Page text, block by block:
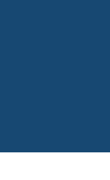
a new window)